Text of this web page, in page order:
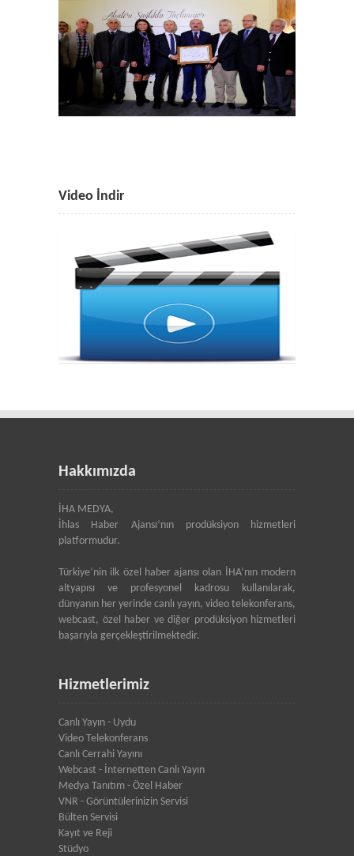
Video İndir
Hakkımızda
İHA MEDYA,
İhlas Haber Ajansı’nın prodüksiyon hizmetleri
platformudur.
Türkiye’nin ilk özel haber ajansı olan İHA’nın modern
altyapısı ve profesyonel kadrosu kullanılarak,
dünyanın her yerinde canlı yayın, video telekonferans,
webcast, özel haber ve diğer prodüksiyon hizmetleri
başarıyla gerçekleştirilmektedir.
Hizmetlerimiz
Canlı Yayın - Uydu
Video Telekonferans
Canlı Cerrahi Yayını
Webcast - İnternetten Canlı Yayın
Medya Tanıtım - Özel Haber
VNR - Görüntülerinizin Servisi
Bülten Servisi
Kayıt ve Reji
Stüdyo